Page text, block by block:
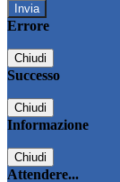
Errore
Chiudi
Successo
Chiudi
Informazione
Chiudi
Attendere...